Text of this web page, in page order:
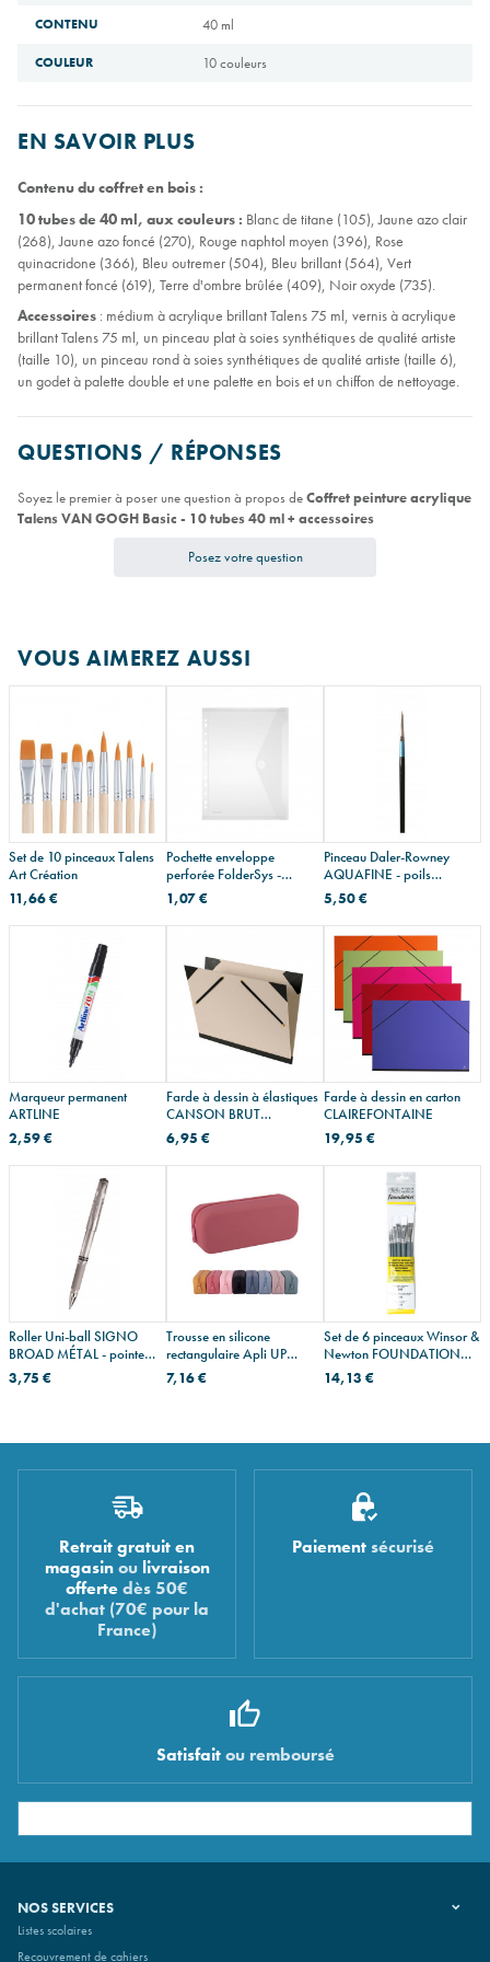
CONTENU 40 ml
COULEUR 10 couleurs
EN SAVOIR PLUS
Contenu du coffret en bois :
10 tubes de 40 ml, aux couleurs : Blanc de titane (105), Jaune azo clair
(268), Jaune azo foncé (270), Rouge naphtol moyen (396), Rose
quinacridone (366), Bleu outremer (504), Bleu brillant (564), Vert
permanent foncé (619), Terre d'ombre brûlée (409), Noir oxyde (735).
Accessoires : médium à acrylique brillant Talens 75 ml, vernis à acrylique
brillant Talens 75 ml, un pinceau plat à soies synthétiques de qualité artiste
(taille 10), un pinceau rond à soies synthétiques de qualité artiste (taille 6),
un godet à palette double et une palette en bois et un chiffon de nettoyage.
QUESTIONS / RÉPONSES
Soyez le premier à poser une question à propos deCoffret peinture acrylique
Talens VAN GOGH Basic - 10 tubes 40 ml + accessoires
Posez votre question
VOUS AIMEREZ AUSSI
Set de 10 pinceaux Talens
Art Création
11,66 €
Pochette enveloppe
perforée FolderSys -
fermeture velcro
1,07 €
Pinceau Daler-Rowney
AQUAFINE - poils
synthétiques - série 81
traceur extra court
5,50 €
Marqueur permanent
ARTLINE
2,59 €
Farde à dessin à élastiques
CANSON BRUT
CUSTOMISABLE
6,95 €
Farde à dessin en carton
CLAIREFONTAINE
19,95 €
Roller Uni-ball SIGNO
BROAD MÉTAL - pointe
large
3,75 €
Trousse en silicone
rectangulaire Apli UP
NORTH
7,16 €
Set de 6 pinceaux Winsor &
Newton FOUNDATION
ACRYLIQUE
14,13 €
Retrait gratuit en
magasinou livraison
offerte dès 50€
d'achat (70€ pour la
France)
Paiement sécurisé
Satisfaitou remboursé
NOS SERVICES
Listes scolaires
Recouvrement de cahiers